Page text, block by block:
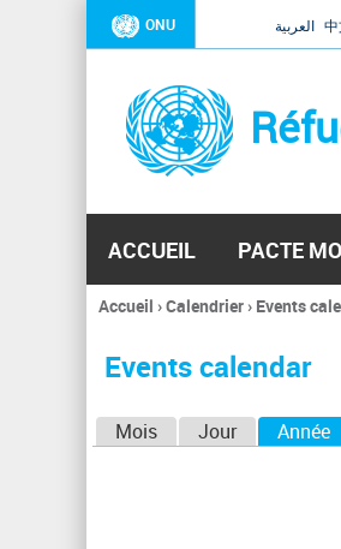
ONU العربية 中
ACCUEIL PACTE
Vous
ici
Accueil ›Calendrier› Events
Events calendar
Mois Jour Année